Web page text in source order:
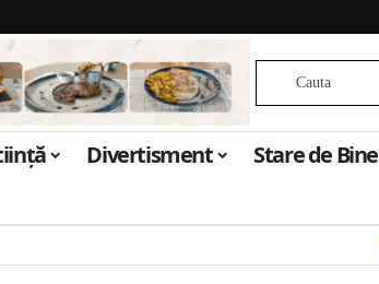
Divertisment Stare de Bine